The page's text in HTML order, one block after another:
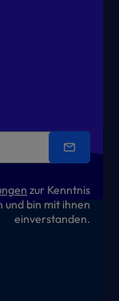
zur Kenntnis
und bin mit ihnen
einverstanden.